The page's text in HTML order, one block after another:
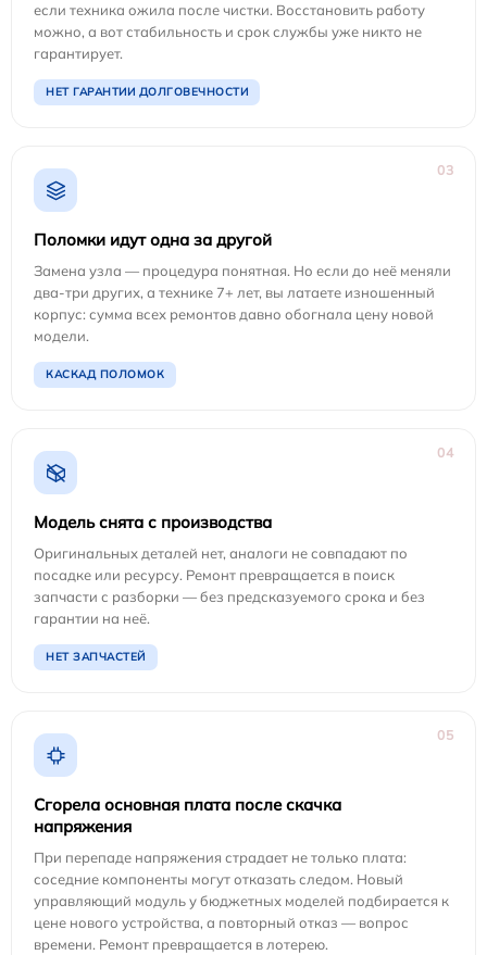
если техника ожила после чистки. Восстановить работу
можно, а вот стабильность и срок службы уже никто не
гарантирует.
НЕТ ГАРАНТИИ ДОЛГОВЕЧНОСТИ
03
Поломки идут одна за другой
Замена узла — процедура понятная. Но если до неё меняли
два-три других, а технике 7+ лет, вы латаете изношенный
корпус: сумма всех ремонтов давно обогнала цену новой
модели.
КАСКАД ПОЛОМОК
04
Модель снята с производства
Оригинальных деталей нет, аналоги не совпадают по
посадке или ресурсу. Ремонт превращается в поиск
запчасти с разборки — без предсказуемого срока и без
гарантии на неё.
НЕТ ЗАПЧАСТЕЙ
05
Сгорела основная плата после скачка
напряжения
При перепаде напряжения страдает не только плата:
соседние компоненты могут отказать следом. Новый
управляющий модуль у бюджетных моделей подбирается к
цене нового устройства, а повторный отказ — вопрос
времени. Ремонт превращается в лотерею.